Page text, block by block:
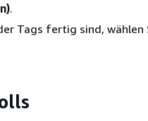
.
Tags fertig sind, wählen